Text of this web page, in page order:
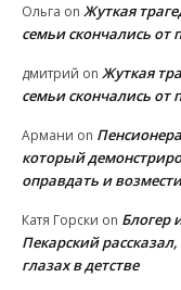
Ольга on Жуткая
семьи скончались от
дмитрий on Жуткая
семьи скончались от
Армани on
который
оправдать и
Катя Горски on Блогер
Пекарский
глазах в детстве